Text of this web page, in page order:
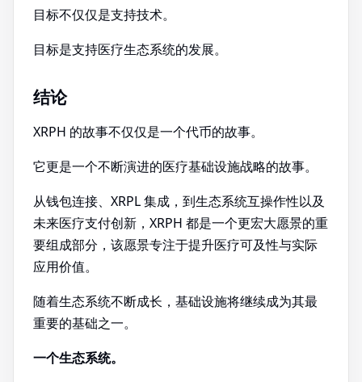
目标不仅仅是支持技术。
目标是支持医疗生态系统的发展。
结论
XRPH 的故事不仅仅是一个代币的故事。
它更是一个不断演进的医疗基础设施战略的故事。
从钱包连接、XRPL 集成，到生态系统互操作性以及
未来医疗支付创新，XRPH 都是一个更宏大愿景的重
要组成部分，该愿景专注于提升医疗可及性与实际
应用价值。
随着生态系统不断成长，基础设施将继续成为其最
重要的基础之一。
一个生态系统。